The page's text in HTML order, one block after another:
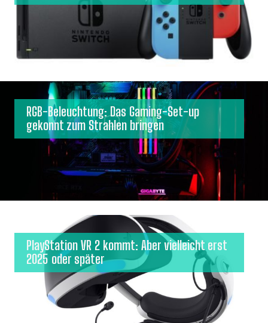
RGB-Beleuchtung: Das Gaming-Set-up
gekonnt zum Strahlen bringen
PlayStation VR 2 kommt: Aber vielleicht erst
2025 oder später